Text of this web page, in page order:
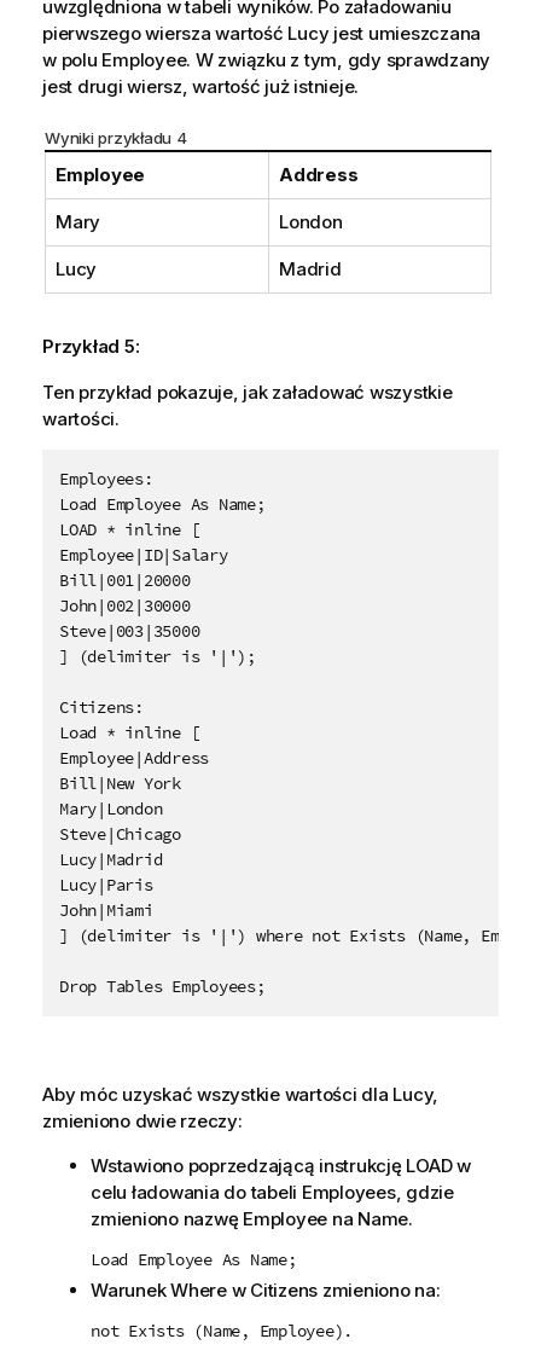
uwzględniona w tabeli wyników. Po załadowaniu
pierwszego wiersza wartość Lucyjest umieszczana
w polu Employee. W związku z tym, gdy sprawdzany
jest drugi wiersz, wartość już istnieje.
Wyniki przykładu 4
Employee Address
Mary London
Lucy Madrid
Przykład 5:
Ten przykład pokazuje, jak załadować wszystkie
wartości.
Employees:
Load Employee As Name;
LOAD * inline [
Employee|ID|Salary
Bill|001|20000
John|002|30000
Steve|003|35000
] (delimiter is '|');
Citizens:
Load * inline [
Employee|Address
Bill|New York
Mary|London
Steve|Chicago
Lucy|Madrid
Lucy|Paris
John|Miami
] (delimiter is '|') where not Exists (Name,
Drop Tables Employees;
Aby móc uzyskać wszystkie wartości dla Lucy,
zmieniono dwie rzeczy:
Wstawiono poprzedzającą instrukcję LOAD w
celu ładowania do tabeli Employees, gdzie
zmieniono nazwę Employee na Name.
Load Employee As Name;
Warunek Where w Citizens zmieniono na:
not Exists (Name, Employee).